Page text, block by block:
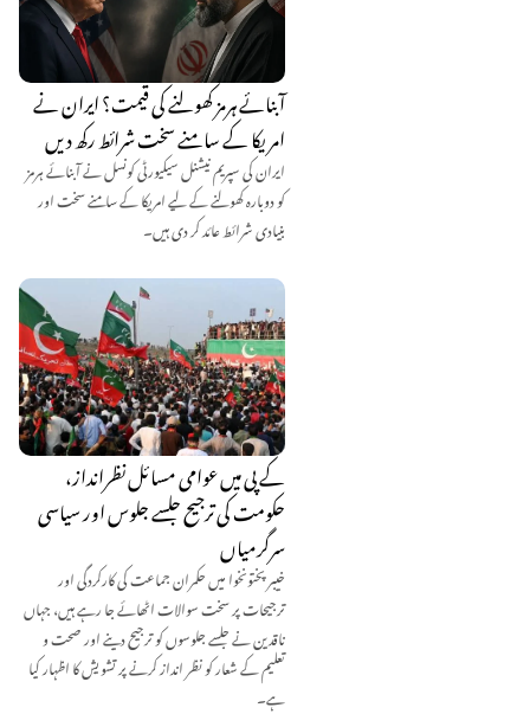
آبنائے ہرمز کھولنے کی قیمت؟ ایران نے
امریکا کے سامنے سخت شرائط رکھ دیں
ایران کی سپریم نیشنل سیکیورٹی کونسل نے آبنائے ہرمز
کو دوبارہ کھولنے کے لیے امریکا کے سامنے سخت اور
بنیادی شرائط عائد کر دی ہیں۔
کے پی میں عوامی مسائل نظرانداز،
حکومت کی ترجیح جلسے جلوس اور سیاسی
سرگرمیاں
خیبر پختونخوا میں حکمران جماعت کی کارکردگی اور
ترجیحات پر سخت سوالات اٹھائے جا رہے ہیں، جہاں
ناقدین نے جلسے جلوسوں کو ترجیح دینے اور صحت و
تعلیم کے شعار کو نظر انداز کرنے پر تشویش کا اظہار کیا
ہے۔